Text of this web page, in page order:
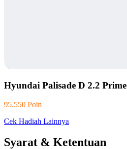
Hyundai Palisade D 2.2 Prime
95.550 Poin
Cek Hadiah Lainnya
Syarat & Ketentuan